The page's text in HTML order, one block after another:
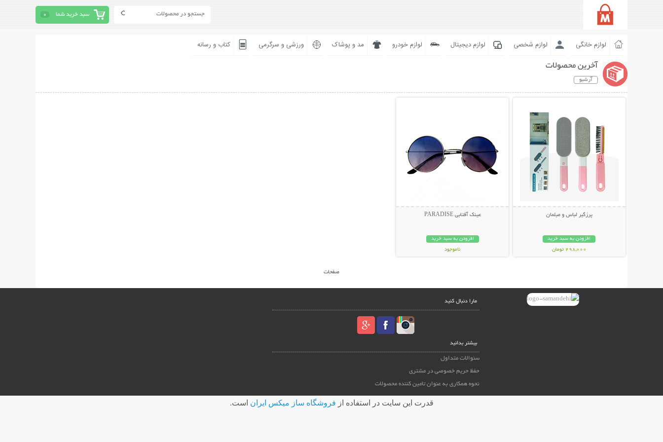
سبد خرید شما 0
لوازم خانگی لوازم شخصی لوازم دیجیتال لوازم خودرو مد و پوشاک ورزشی و سرگرمی کتاب و رسانه
آخرین محصولات
آرشیو
پرزگیر لباس و مبلمان
افزودن به سبد خرید
298,000 تومان
عینک آفتابی PARADISE
افزودن به سبد خرید
ناموجود
صفحات
مارا دنبال کنید
بیشتر بدانید
سئوالات متداول
حفظ حریم خصوصی در مشتری
نحوه همکاری به عنوان تامین کننده محصولات
قدرت اين سايت در استفاده از فروشگاه ساز ميکس ايران است.